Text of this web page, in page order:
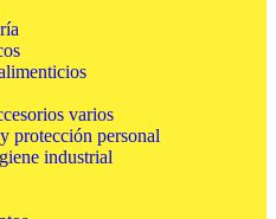
varios
protección personal
industrial